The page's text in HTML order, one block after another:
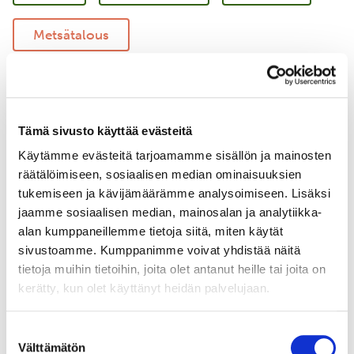
Tämä sivusto käyttää evästeitä
Käytämme evästeitä tarjoamamme sisällön ja mainosten
räätälöimiseen, sosiaalisen median ominaisuuksien
tukemiseen ja kävijämäärämme analysoimiseen. Lisäksi
jaamme sosiaalisen median, mainosalan ja analytiikka-
alan kumppaneillemme tietoja siitä, miten käytät
sivustoamme. Kumppanimme voivat yhdistää näitä
tietoja muihin tietoihin, joita olet antanut heille tai joita on
kerätty, kun olet käyttänyt heidän palvelujaan.
valinta
Välttämätön
Metsätalous
Merellinen suojelu
Uudistava maatalous Yritysyhteistyö